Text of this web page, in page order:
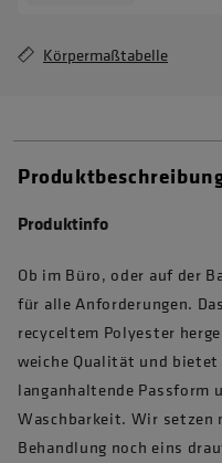
Körpermaßtabelle
Produktinfo
Ob im Büro, oder auf der
für alle Anforderungen.
recyceltem Polyester
weiche Qualität und
langanhaltende Passform
Waschbarkeit. Wir
Behandlung noch eins